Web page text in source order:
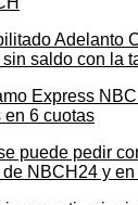
Adelanto
saldo con la
puede pedir
de NBCH24 y